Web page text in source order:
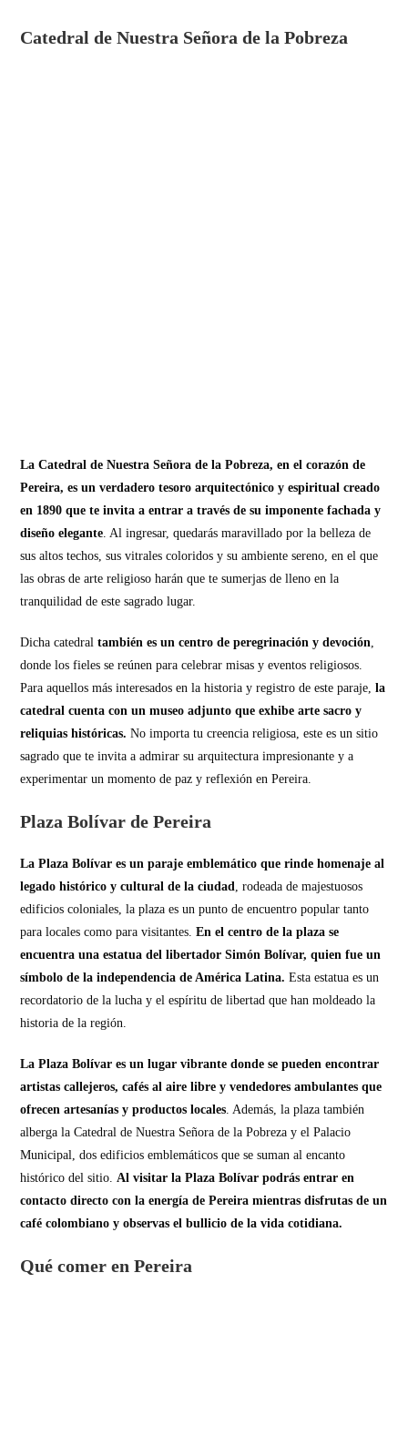
Catedral de Nuestra Señora de la Pobreza
La Catedral de Nuestra Señora de la Pobreza, en el corazón de
Pereira, es un verdadero tesoro arquitectónico y espiritual creado
en 1890 que te invita a entrar a través de su imponente fachada y
diseño elegante. Al ingresar, quedarás maravillado por la belleza de
sus altos techos, sus vitrales coloridos y su ambiente sereno, en el que
las obras de arte religioso harán que te sumerjas de lleno en la
tranquilidad de este sagrado lugar.
Dicha catedraltambién es un centro de peregrinación y devoción,
donde los fieles se reúnen para celebrar misas y eventos religiosos.
Para aquellos más interesados en la historia y registro de este paraje, la
catedral cuenta con un museo adjunto que exhibe arte sacro y
reliquias históricas. No importa tu creencia religiosa, este es un sitio
sagrado que te invita a admirar su arquitectura impresionante y a
experimentar un momento de paz y reflexión en Pereira.
Plaza Bolívar de Pereira
La Plaza Bolívar es un paraje emblemático que rinde homenaje al
legado histórico y cultural de la ciudad, rodeada de majestuosos
edificios coloniales, la plaza es un punto de encuentro popular tanto
para locales como para visitantes.En el centro de la plaza se
encuentra una estatua del libertador Simón Bolívar, quien fue un
símbolo de la independencia de América Latina. Esta estatua es un
recordatorio de la lucha y el espíritu de libertad que han moldeado la
historia de la región.
La Plaza Bolívar es un lugar vibrante donde se pueden encontrar
artistas callejeros, cafés al aire libre y vendedores ambulantes que
ofrecen artesanías y productos locales. Además, la plaza también
alberga la Catedral de Nuestra Señora de la Pobreza y el Palacio
Municipal, dos edificios emblemáticos que se suman al encanto
histórico del sitio.Al visitar la Plaza Bolívar podrás entrar en
contacto directo con la energía de Pereira mientras disfrutas de un
café colombiano y observas el bullicio de la vida cotidiana.
Qué comer en Pereira